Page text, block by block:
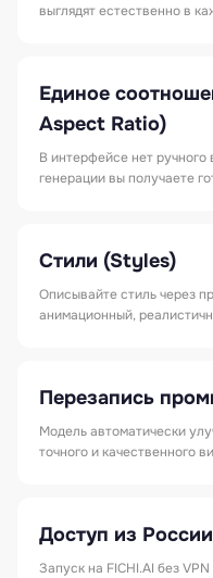
выглядят естественно в
Единое
Aspect Ratio)
В интерфейсе нет
генерации вы получаете
Стили (Styles)
Описывайте стиль через
анимационный,
Перезапись
Модель автоматически
точного и качественного
Доступ из
Запуск на FICHI.AI без